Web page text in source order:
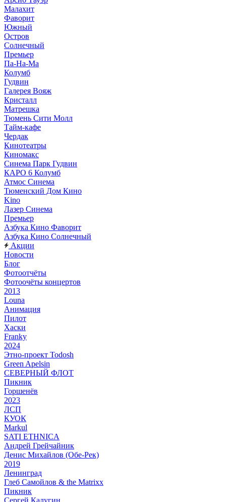
Малахит
Фаворит
Южный
Остров
Солнечный
Премьер
Па-На-Ма
Колумб
Гудвин
Галерея Вояж
Кристалл
Матрешка
Тюмень Сити Молл
Тайм-кафе
Чердак
Кинотеатры
Киномакс
Синема Парк Гудвин
КАРО 6 Колумб
Атмос Синема
Тюменский Дом Кино
Kino
Лазер Синема
Премьер
Азбука Кино Фаворит
Азбука Кино Солнечный
Акции
Новости
Блог
Фотоотчёты
Фотоочёты концертов
2013
Louna
Анимация
Пилот
Хаски
Franky
2024
Этно-проект Todosh
Green Apelsin
СЕВЕРНЫЙ ФЛОТ
Пикник
Горшенёв
2023
ЛСП
КУОК
Markul
SATI ETHNICA
Андрей Грейчайник
Денис Михайлов (Обе-Рек)
2019
Ленинград
Глеб Самойлов & the Matrixx
Пикник
Сергей Калугин